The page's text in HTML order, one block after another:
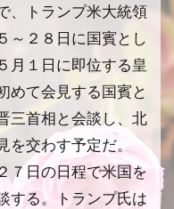
、トランプ米大統領
～２８日に国賓とし
月１日に即位する皇
めて会見する国賓と
三首相と会談し、北
を交わす予定だ。
７日の日程で米国を
する。トランプ氏は